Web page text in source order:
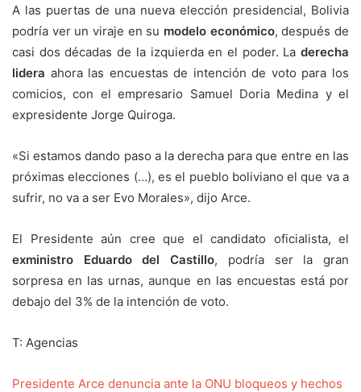
A las puertas de una nueva elección presidencial, Bolivia
podría ver un viraje en su modelo económico, después de
casi dos décadas de la izquierda en el poder. La derecha
lidera ahora las encuestas de intención de voto para los
comicios, con el empresario Samuel Doria Medina y el
expresidente Jorge Quiroga.
«Si estamos dando paso a la derecha para que entre en las
próximas elecciones (…), es el pueblo boliviano el que va a
sufrir, no va a ser Evo Morales», dijo Arce.
El Presidente aún cree que el candidato oficialista, el
exministro Eduardo del Castillo, podría ser la gran
sorpresa en las urnas, aunque en las encuestas está por
debajo del 3% de la intención de voto.
T: Agencias
Presidente Arce denuncia ante la ONU bloqueos y hechos